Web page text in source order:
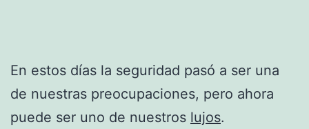
En estos días la seguridad pasó a ser una
de nuestras preocupaciones, pero ahora
puede ser uno de nuestros lujos.